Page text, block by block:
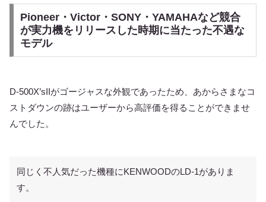
Pioneer・Victor・SONY・YAMAHAなど競合
が実力機をリリースした時期に当たった不遇な
モデル
D-500X’sIIがゴージャスな外観であったため、あからさまなコ
ストダウンの跡はユーザーから高評価を得ることができませ
んでした。
同じく不人気だった機種にKENWOODのLD-1がありま
す。